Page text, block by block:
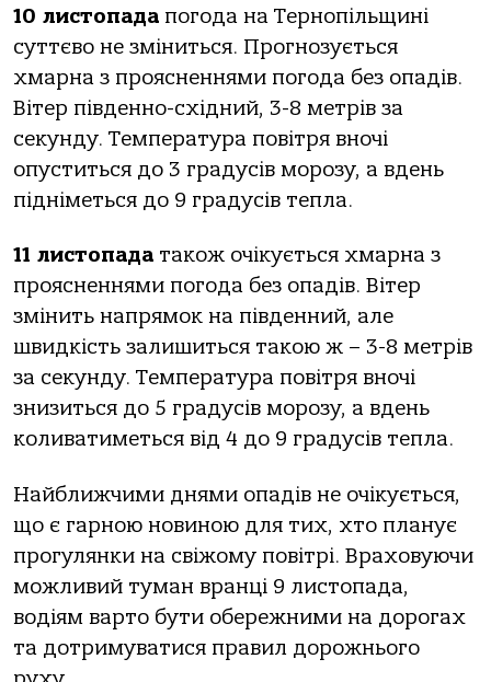
10 листопада погода на Тернопільщині
суттєво не зміниться. Прогнозується
хмарна з проясненнями погода без опадів.
Вітер південно-східний, 3-8 метрів за
секунду. Температура повітря вночі
опуститься до 3 градусів морозу, а вдень
підніметься до 9 градусів тепла.
11 листопада також очікується хмарна з
проясненнями погода без опадів. Вітер
змінить напрямок на південний, але
швидкість залишиться такою ж – 3-8 метрів
за секунду. Температура повітря вночі
знизиться до 5 градусів морозу, а вдень
коливатиметься від 4 до 9 градусів тепла.
Найближчими днями опадів не очікується,
що є гарною новиною для тих, хто планує
прогулянки на свіжому повітрі. Враховуючи
можливий туман вранці 9 листопада,
водіям варто бути обережними на дорогах
та дотримуватися правил дорожнього